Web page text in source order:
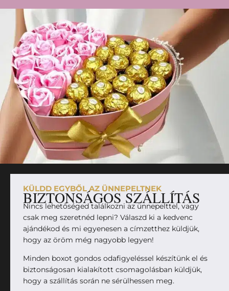
KÜLDD EGYBŐL AZ ÜNNEPELTNEK
BIZTONSÁGOS SZÁLLÍTÁS
Nincs lehetőséged találkozni az ünnepelttel, vagy
csak meg szeretnéd lepni? Válaszd ki a kedvenc
ajándékod és mi egyenesen a címzetthez küldjük,
hogy az öröm még nagyobb legyen!
Minden boxot gondos odafigyeléssel készítünk el és
biztonságosan kialakított csomagolásban küldjük,
hogy a szállítás során ne sérülhessen meg.